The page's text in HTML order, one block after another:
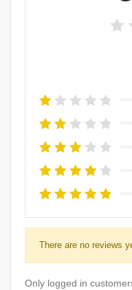
There are no reviews
Only logged in